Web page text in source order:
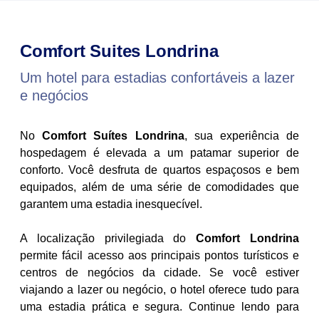
Comfort Suites Londrina
Um hotel para estadias confortáveis a lazer
e negócios
NoComfort Suítes Londrina, sua experiência de
hospedagem é elevada a um patamar superior de
conforto. Você desfruta de quartos espaçosos e bem
equipados, além de uma série de comodidades que
garantem uma estadia inesquecível.
A localização privilegiada doComfort Londrina
permite fácil acesso aos principais pontos turísticos e
centros de negócios da cidade. Se você estiver
viajando a lazer ou negócio, o hotel oferece tudo para
uma estadia prática e segura. Continue lendo para